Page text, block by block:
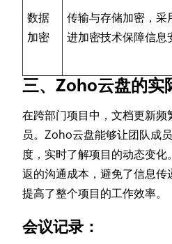
数据
加密
传输与存储加密，采
进加密技术保障信息
三、Zoho云盘的实
在跨部门项目中，文档更新频
员。Zoho云盘能够让团队成
度，实时了解项目的动态变
返的沟通成本，避免了信息传
提高了整个项目的工作效率。
会议记录：